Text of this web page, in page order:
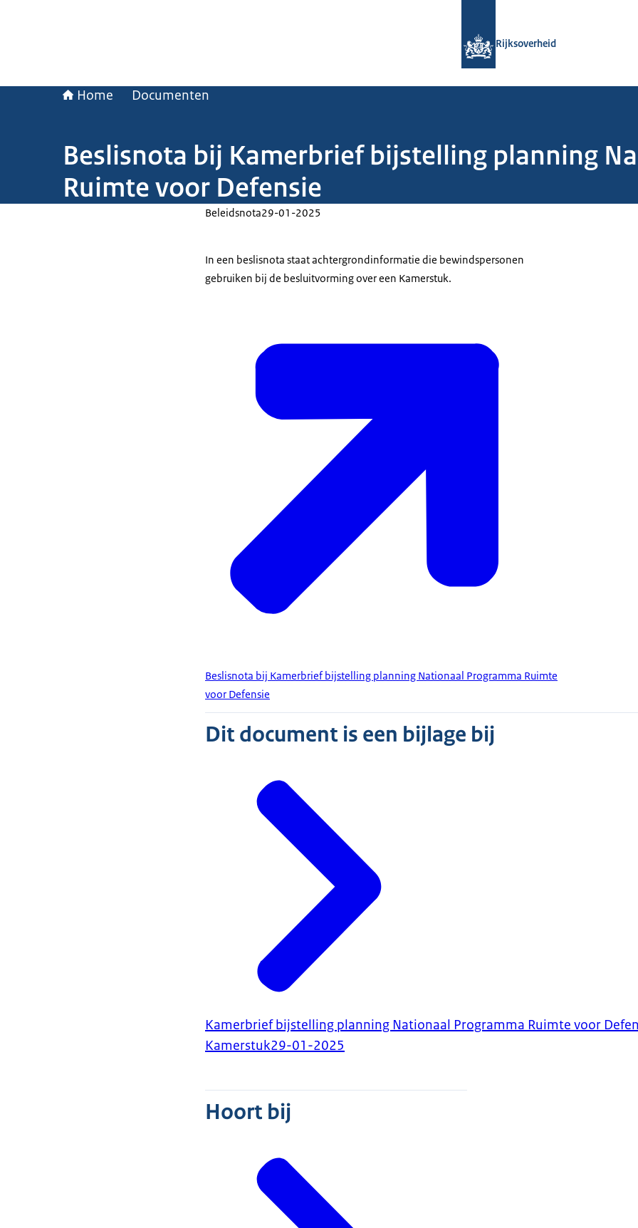
Rijksoverheid
Home Documenten
Beslisnota bij Kamerbrief bijstelling planning
Ruimte voor Defensie
Beleidsnota29-01-2025
In een beslisnota staat achtergrondinformatie die bewindspersonen
gebruiken bij de besluitvorming over een Kamerstuk.
Beslisnota bij Kamerbrief bijstelling planning Nationaal Programma Ruimte
voor Defensie
Dit document is een bijlage bij
Kamerbrief bijstelling planning Nationaal Programma Ruimte voor
Kamerstuk29-01-2025
Hoort bij